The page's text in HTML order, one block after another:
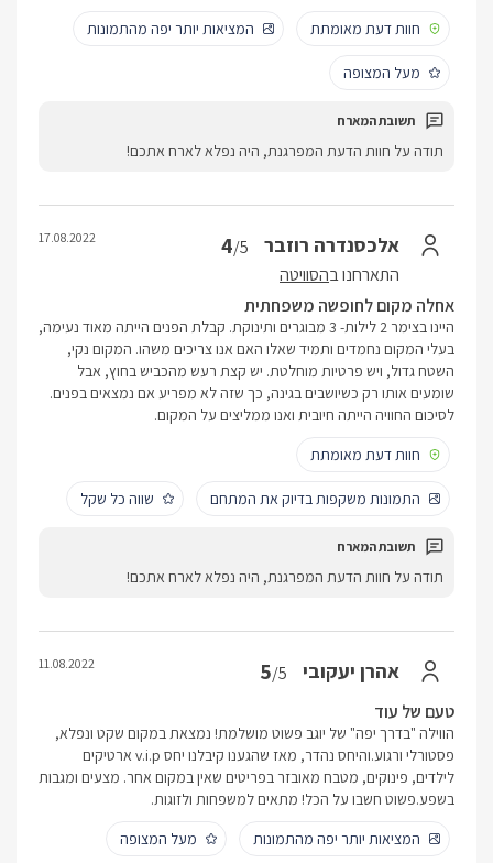
חוות דעת מאומתת
המציאות יותר יפה מהתמונות
מעל המצופה
תודה על חוות הדעת המפרגנת, היה נפלא לארח אתכם!
אלכסנדרה רוזבר 4/5
התארחנו בהסוויטה
17.08.2022
אחלה מקום לחופשה משפחתית
היינו בצימר 2 לילות- 3 מבוגרים ותינוקת. קבלת הפנים הייתה מאוד נעימה,
בעלי המקום נחמדים ותמיד שאלו האם אנו צריכים משהו. המקום נקי,
השטח גדול, ויש פרטיות מוחלטת. יש קצת רעש מהכביש בחוץ, אבל
שומעים אותו רק כשיושבים בגינה, כך שזה לא מפריע אם נמצאים בפנים.
לסיכום החוויה הייתה חיובית ואנו ממליצים על המקום.
חוות דעת מאומתת
התמונות משקפות בדיוק את המתחם שווה כל שקל
תודה על חוות הדעת המפרגנת, היה נפלא לארח אתכם!
אהרן יעקובי 5/5
11.08.2022
טעם של עוד
הווילה "בדרך יפה" של יוגב פשוט מושלמת! נמצאת במקום שקט ונפלא,
פסטורלי ורגוע.והיחס נהדר, מאז שהגענו קיבלנו יחס v.i.p ארטיקים
לילדים, פינוקים, מטבח מאובזר בפריטים שאין במקום אחר. מצעים ומגבות
בשפע.פשוט חשבו על הכל! מתאים למשפחות ולזוגות.
המציאות יותר יפה מהתמונות
מעל המצופה